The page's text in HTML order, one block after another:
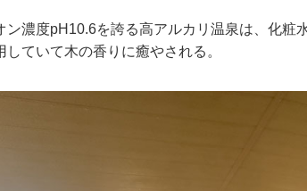
ン濃度pH10.6を誇る高アルカリ温泉は、化粧
ていて木の香りに癒やされる。